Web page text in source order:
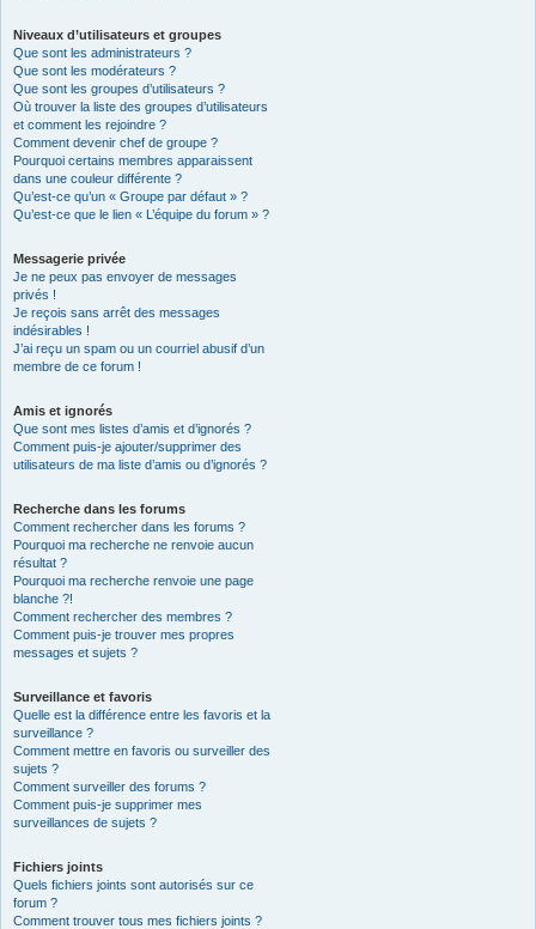
Niveaux d’utilisateurs et groupes
Que sont les administrateurs ?
Que sont les modérateurs ?
Que sont les groupes d’utilisateurs ?
Où trouver la liste des groupes d’utilisateurs
et comment les rejoindre ?
Comment devenir chef de groupe ?
Pourquoi certains membres apparaissent
dans une couleur différente ?
Qu’est-ce qu’un « Groupe par défaut » ?
Qu’est-ce que le lien « L’équipe du forum » ?
Messagerie privée
Je ne peux pas envoyer de messages
privés !
Je reçois sans arrêt des messages
indésirables !
J’ai reçu un spam ou un courriel abusif d’un
membre de ce forum !
Amis et ignorés
Que sont mes listes d’amis et d’ignorés ?
Comment puis-je ajouter/supprimer des
utilisateurs de ma liste d’amis ou d’ignorés ?
Recherche dans les forums
Comment rechercher dans les forums ?
Pourquoi ma recherche ne renvoie aucun
résultat ?
Pourquoi ma recherche renvoie une page
blanche ?!
Comment rechercher des membres ?
Comment puis-je trouver mes propres
messages et sujets ?
Surveillance et favoris
Quelle est la différence entre les favoris et la
surveillance ?
Comment mettre en favoris ou surveiller des
sujets ?
Comment surveiller des forums ?
Comment puis-je supprimer mes
surveillances de sujets ?
Fichiers joints
Quels fichiers joints sont autorisés sur ce
forum ?
Comment trouver tous mes fichiers joints ?